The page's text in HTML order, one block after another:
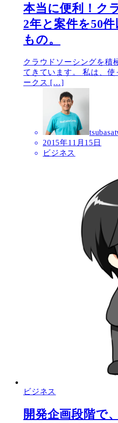
本当に便利！ク
2年と案件を50
もの。
クラウドソーシングを積
てきています。 私は、
ークス […]
2015年11月15日
ビジネス
ビジネス
開発企画段階で